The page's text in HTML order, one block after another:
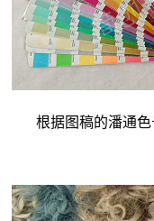
根据图稿的潘通